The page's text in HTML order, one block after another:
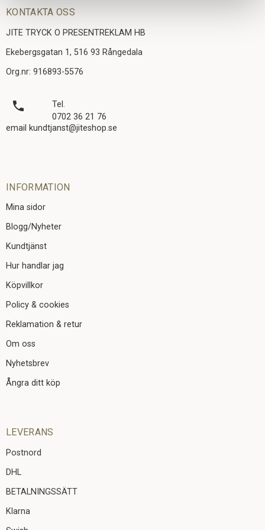
KONTAKTA OSS
JITE TRYCK O PRESENTREKLAM HB
Ekebergsgatan 1, 516 93 Rångedala
Org.nr: 916893-5576
local_phone
Tel.
0702 36 21 76
email kundtjanst@jiteshop.se
INFORMATION
Mina sidor
Blogg/Nyheter
Kundtjänst
Hur handlar jag
Köpvillkor
Policy & cookies
Reklamation & retur
Om oss
Nyhetsbrev
Ångra ditt köp
LEVERANS
Postnord
DHL
BETALNINGSSÄTT
Klarna